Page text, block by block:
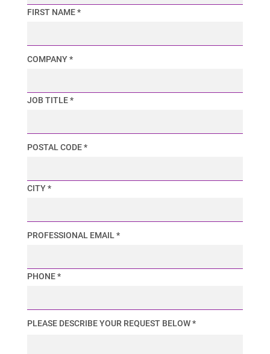
FIRST NAME *
COMPANY *
JOB TITLE *
POSTAL CODE *
CITY *
PROFESSIONAL EMAIL *
PHONE *
PLEASE DESCRIBE YOUR REQUEST BELOW *